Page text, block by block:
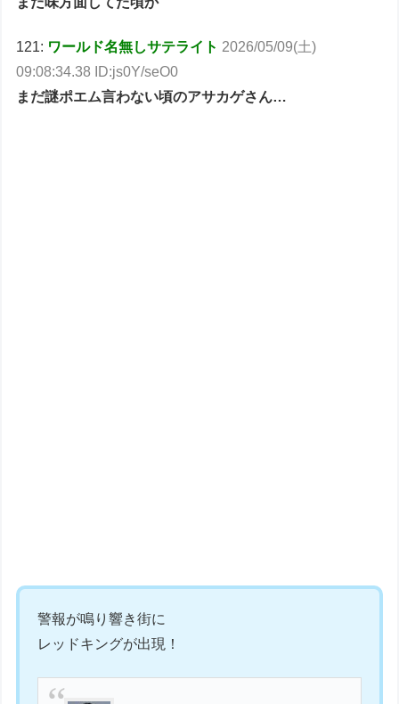
121: ワールド名無しサテライト 2026/05/09(土)
09:08:34.38 ID:js0Y/seO0
まだ謎ポエム言わない頃のアサカゲさん…
警報が鳴り響き街に
レッドキングが出現！